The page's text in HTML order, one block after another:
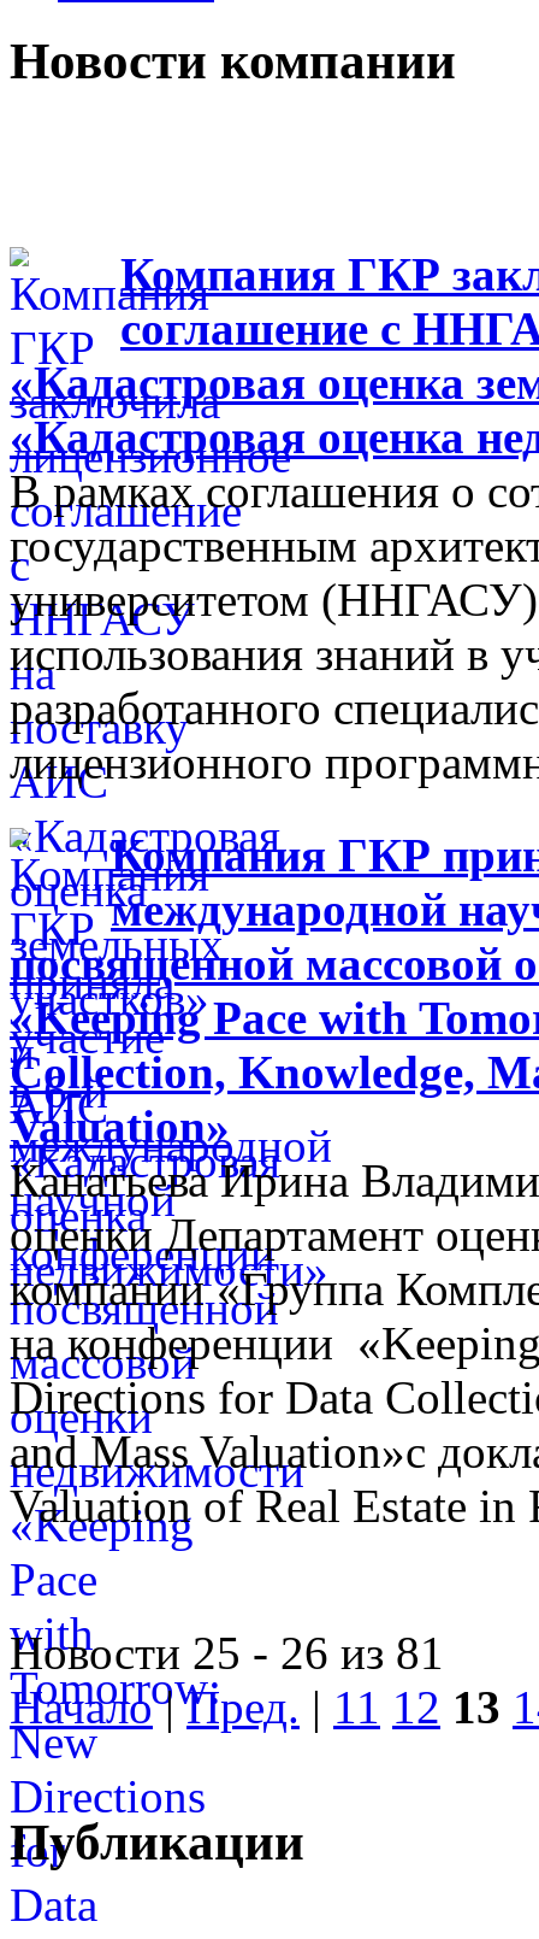
Новости компании
Компания ГКР
соглашение с
«Кадастровая оценка
«Кадастровая оценка
В рамках соглашения о
государственным
университетом (ННГАСУ)
использования знаний в
разработанного
лицензионного
Компания ГКР
международной
посвященной массовой
«Keeping Pace with
Collection, Knowledge,
Valuation»
Канатьева Ирина
оценки Департамент
компании «Группа
на конференции
Directions for Data
and Mass Valuation»с
Valuation of Real Estate in
Новости 25 - 26 из 81
Начало|Пред. | 11 12 13
Публикации